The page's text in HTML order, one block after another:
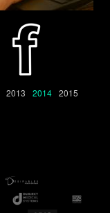
2013 2014 2015